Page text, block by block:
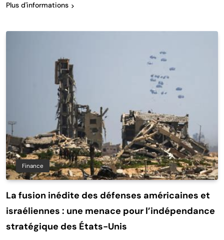
Plus d'informations
Finance
La fusion inédite des défenses américaines et
israéliennes : une menace pour l’indépendance
stratégique des États-Unis